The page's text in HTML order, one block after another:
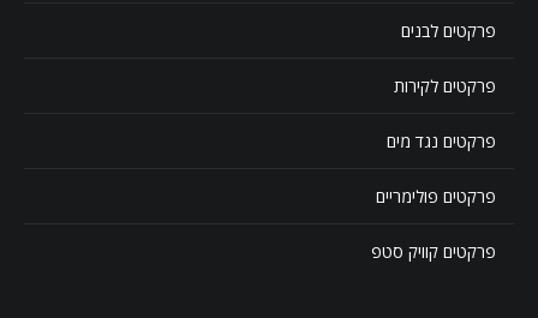
פרקטים לבנים
פרקטים לקירות
פרקטים נגד מים
פרקטים פולימריים
פרקטים קוויק סטפ